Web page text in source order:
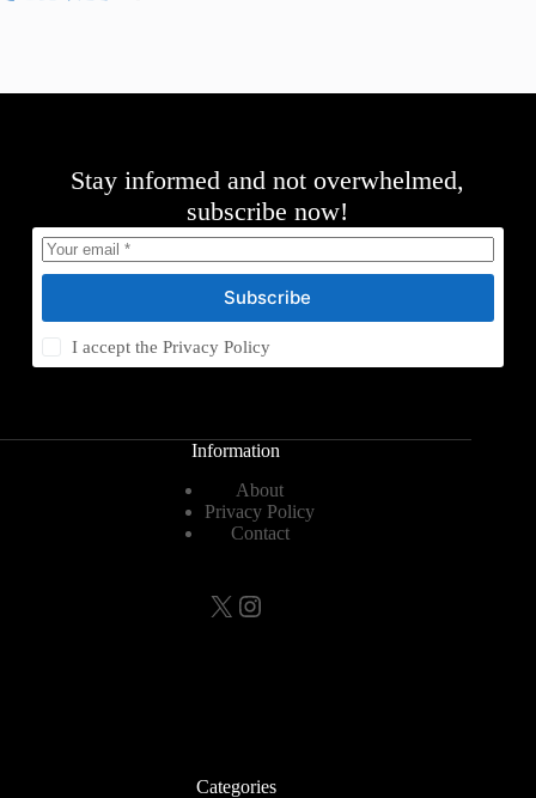
Stay informed and not overwhelmed,
subscribe now!
Subscribe
I accept thePrivacy Policy
Information
About
Privacy Policy
Contact
X Instagram
Categories